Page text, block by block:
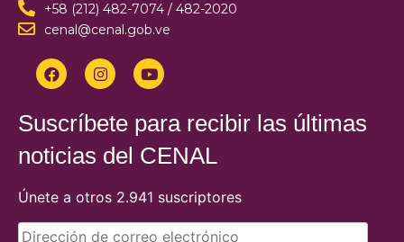
+58 (212) 482-7074 / 482-2020
cenal@cenal.gob.ve
Suscríbete para recibir las últimas
noticias del CENAL
Únete a otros 2.941 suscriptores